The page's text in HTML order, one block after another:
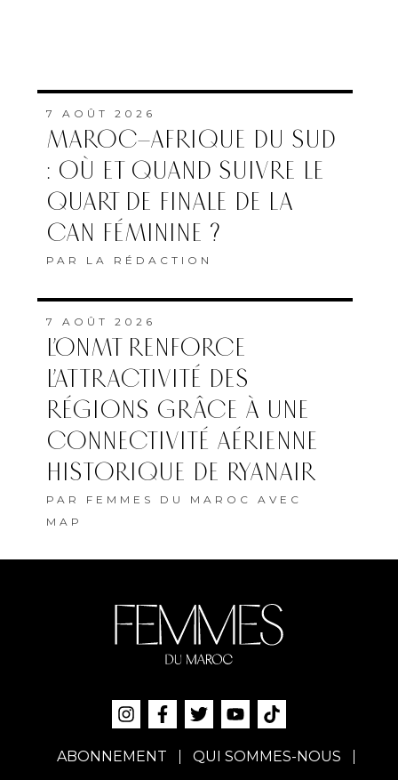
7 AOÛT 2026
MAROC–AFRIQUE DU SUD
: OÙ ET QUAND SUIVRE LE
QUART DE FINALE DE LA
CAN FÉMININE ?
PAR LA RÉDACTION
7 AOÛT 2026
L’ONMT RENFORCE
L’ATTRACTIVITÉ DES
RÉGIONS GRÂCE À UNE
CONNECTIVITÉ AÉRIENNE
HISTORIQUE DE RYANAIR
PAR FEMMES DU MAROC AVEC
MAP
ABONNEMENT QUI SOMMES-NOUS